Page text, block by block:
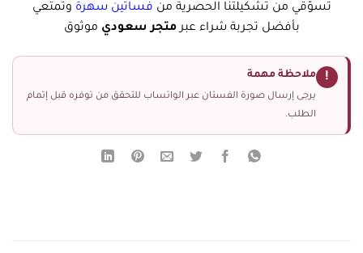
تسوّقي من تشكيلتنا الحصرية من فساتين سهرة وتمتعي
بأفضل تجربة شراء عبرمتجر سعودي موثوق
! ملاحظة مهمة
يرجى إرسال صورة الفستان عبر الواتساب للتحقق من توفره قبل إتمام
الطلب.